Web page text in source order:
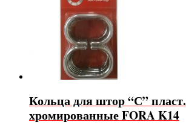
Кольца для штор “С” пласт.
хромированные FORA K14